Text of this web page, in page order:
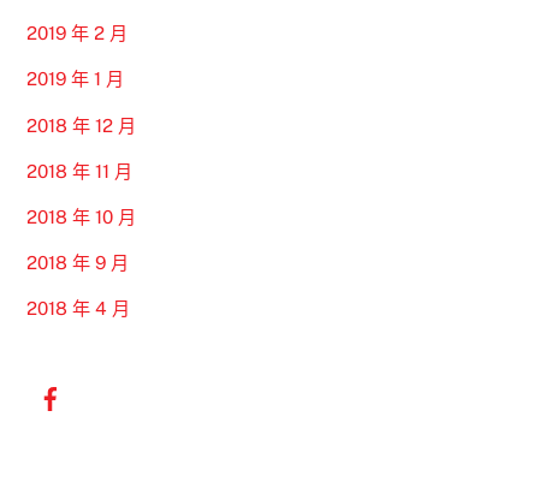
2019 年 2 月
2019 年 1 月
2018 年 12 月
2018 年 11 月
2018 年 10 月
2018 年 9 月
2018 年 4 月